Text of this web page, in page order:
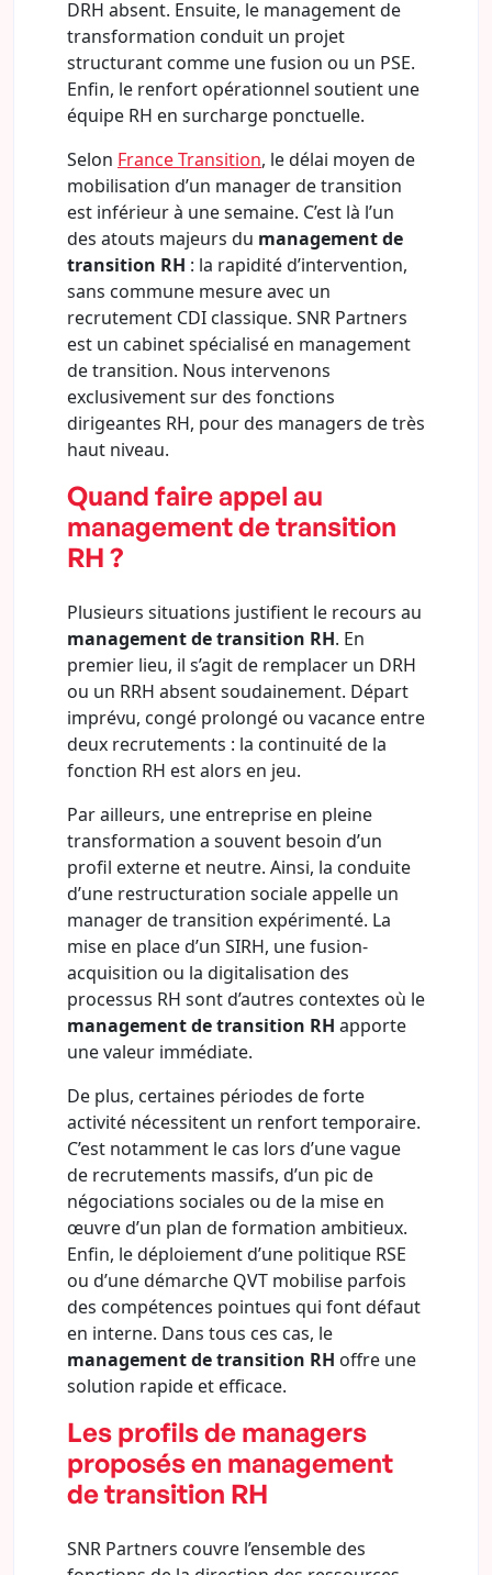
DRH absent. Ensuite, le management de
transformation conduit un projet
structurant comme une fusion ou un PSE.
Enfin, le renfort opérationnel soutient une
équipe RH en surcharge ponctuelle.
Selon France Transition, le délai moyen de
mobilisation d’un manager de transition
est inférieur à une semaine. C’est là l’un
des atouts majeurs du management de
transition RH : la rapidité d’intervention,
sans commune mesure avec un
recrutement CDI classique. SNR Partners
est un cabinet spécialisé en management
de transition. Nous intervenons
exclusivement sur des fonctions
dirigeantes RH, pour des managers de très
haut niveau.
Quand faire appel au
management de transition
RH ?
Plusieurs situations justifient le recours au
management de transition RH. En
premier lieu, il s’agit de remplacer un DRH
ou un RRH absent soudainement. Départ
imprévu, congé prolongé ou vacance entre
deux recrutements : la continuité de la
fonction RH est alors en jeu.
Par ailleurs, une entreprise en pleine
transformation a souvent besoin d’un
profil externe et neutre. Ainsi, la conduite
d’une restructuration sociale appelle un
manager de transition expérimenté. La
mise en place d’un SIRH, une fusion-
acquisition ou la digitalisation des
processus RH sont d’autres contextes où le
management de transition RH apporte
une valeur immédiate.
De plus, certaines périodes de forte
activité nécessitent un renfort temporaire.
C’est notamment le cas lors d’une vague
de recrutements massifs, d’un pic de
négociations sociales ou de la mise en
œuvre d’un plan de formation ambitieux.
Enfin, le déploiement d’une politique RSE
ou d’une démarche QVT mobilise parfois
des compétences pointues qui font défaut
en interne. Dans tous ces cas, le
management de transition RH offre une
solution rapide et efficace.
Les profils de managers
proposés en management
de transition RH
SNR Partners couvre l’ensemble des